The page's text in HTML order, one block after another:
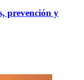
prevención y